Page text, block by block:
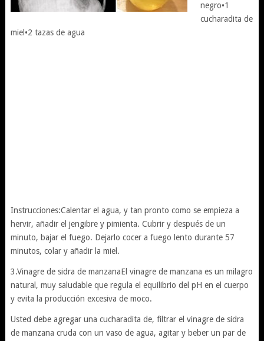
negro•1
cucharadita de
miel•2 tazas de agua
Instrucciones:Calentar el agua, y tan pronto como se empieza a
hervir, añadir el jengibre y pimienta. Cubrir y después de un
minuto, bajar el fuego. Dejarlo cocer a fuego lento durante 57
minutos, colar y añadir la miel.
3.Vinagre de sidra de manzanaEl vinagre de manzana es un milagro
natural, muy saludable que regula el equilibrio del pH en el cuerpo
y evita la producción excesiva de moco.
Usted debe agregar una cucharadita de, filtrar el vinagre de sidra
de manzana cruda con un vaso de agua, agitar y beber un par de